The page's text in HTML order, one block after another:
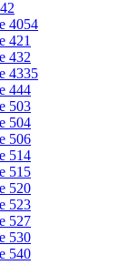
4054
421
432
4335
444
503
504
506
514
515
520
523
527
530
540